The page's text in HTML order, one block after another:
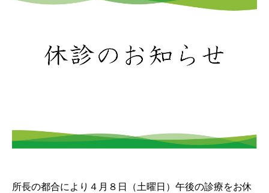
所長の都合により４月８日（土曜日）午後の診療をお休